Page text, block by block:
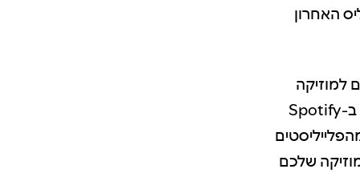
האחרון
למוזיקה
שלכם. בתרשים הזה מפורטים האחוזים מסך ההאזנות והמקורות השונים ב-Spotify
שלכם